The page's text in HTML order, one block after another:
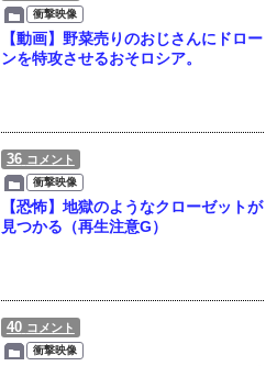
衝撃映像
【動画】野菜売りのおじさんにドロー
ンを特攻させるおそロシア。
36 コメント
衝撃映像
【恐怖】地獄のようなクローゼットが
見つかる（再生注意G）
40 コメント
衝撃映像